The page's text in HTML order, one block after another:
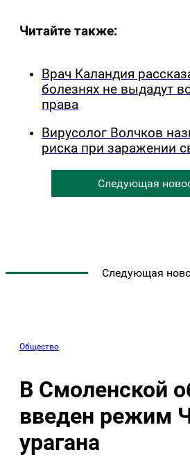
Читайте также:
Врач Каландия
болезнях не выдадут
права
Вирусолог Волчков
риска при заражении
Следующая
Следующая
Общество
В Смоленской
введен режим
урагана